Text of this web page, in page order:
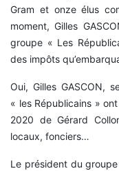
Gram et onze élus
moment, Gilles
groupe « Les
des impôts
Oui, Gilles GASCON,
« les Républicains »
2020 de Gérard
locaux, fonciers…
Le président du